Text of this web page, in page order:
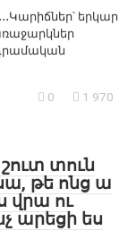
երկար
0 1 970
տուն
թե ոնց ա
վրա ու
արեցի ես